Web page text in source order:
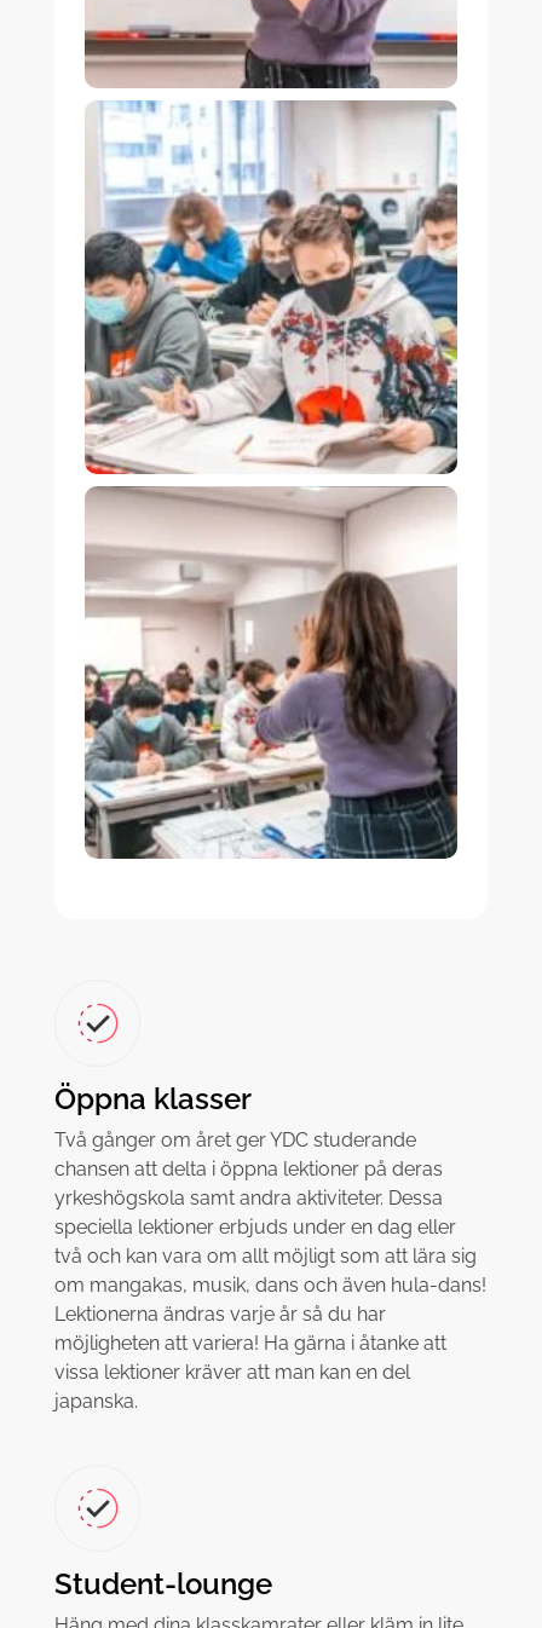
Öppna klasser
Två gånger om året ger YDC studerande
chansen att delta i öppna lektioner på deras
yrkeshögskola samt andra aktiviteter. Dessa
speciella lektioner erbjuds under en dag eller
två och kan vara om allt möjligt som att lära sig
om mangakas, musik, dans och även hula-dans!
Lektionerna ändras varje år så du har
möjligheten att variera! Ha gärna i åtanke att
vissa lektioner kräver att man kan en del
japanska.
Student-lounge